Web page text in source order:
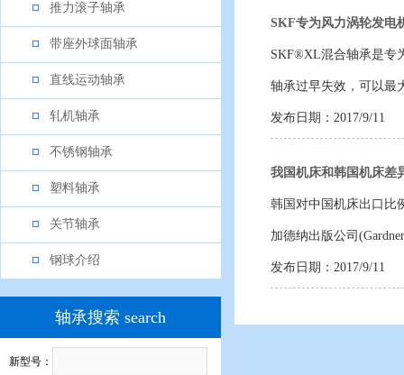
推力滚子轴承
带座外球面轴承
直线运动轴承
轧机轴承
不锈钢轴承
塑料轴承
关节轴承
钢球介绍
轴承搜索 search
新型号：
SKF专为风力涡轮发电
SKF®XL混合轴承是专
轴承过早失效，可以
发布日期：2017/9/11
我国机床和韩国机床差
韩国对中国机床出口
加德纳出版公司
发布日期：2017/9/11